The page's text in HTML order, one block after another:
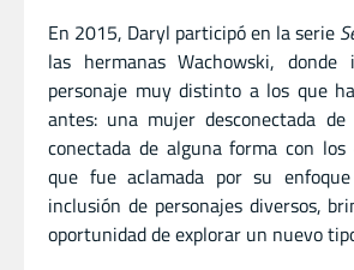
En 2015, Daryl participó en la serie
las hermanas Wachowski,
personaje muy distinto a los que
antes: una mujer desconectada
conectada de alguna forma con los
que fue aclamada por su
inclusión de personajes diversos,
oportunidad de explorar un nuevo